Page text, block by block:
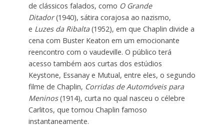
de clássicos falados, como O Grande
Ditador(1940), sátira corajosa ao nazismo,
e Luzes da Ribalta(1952), em que Chaplin divide a
cena com Buster Keaton em um emocionante
reencontro com o vaudeville. O público terá
acesso também aos curtas dos estúdios
Keystone, Essanay e Mutual, entre eles, o segundo
filme de Chaplin, Corridas de Automóveis para
Meninos(1914), curta no qual nasceu o célebre
Carlitos, que tornou Chaplin famoso
instantaneamente.